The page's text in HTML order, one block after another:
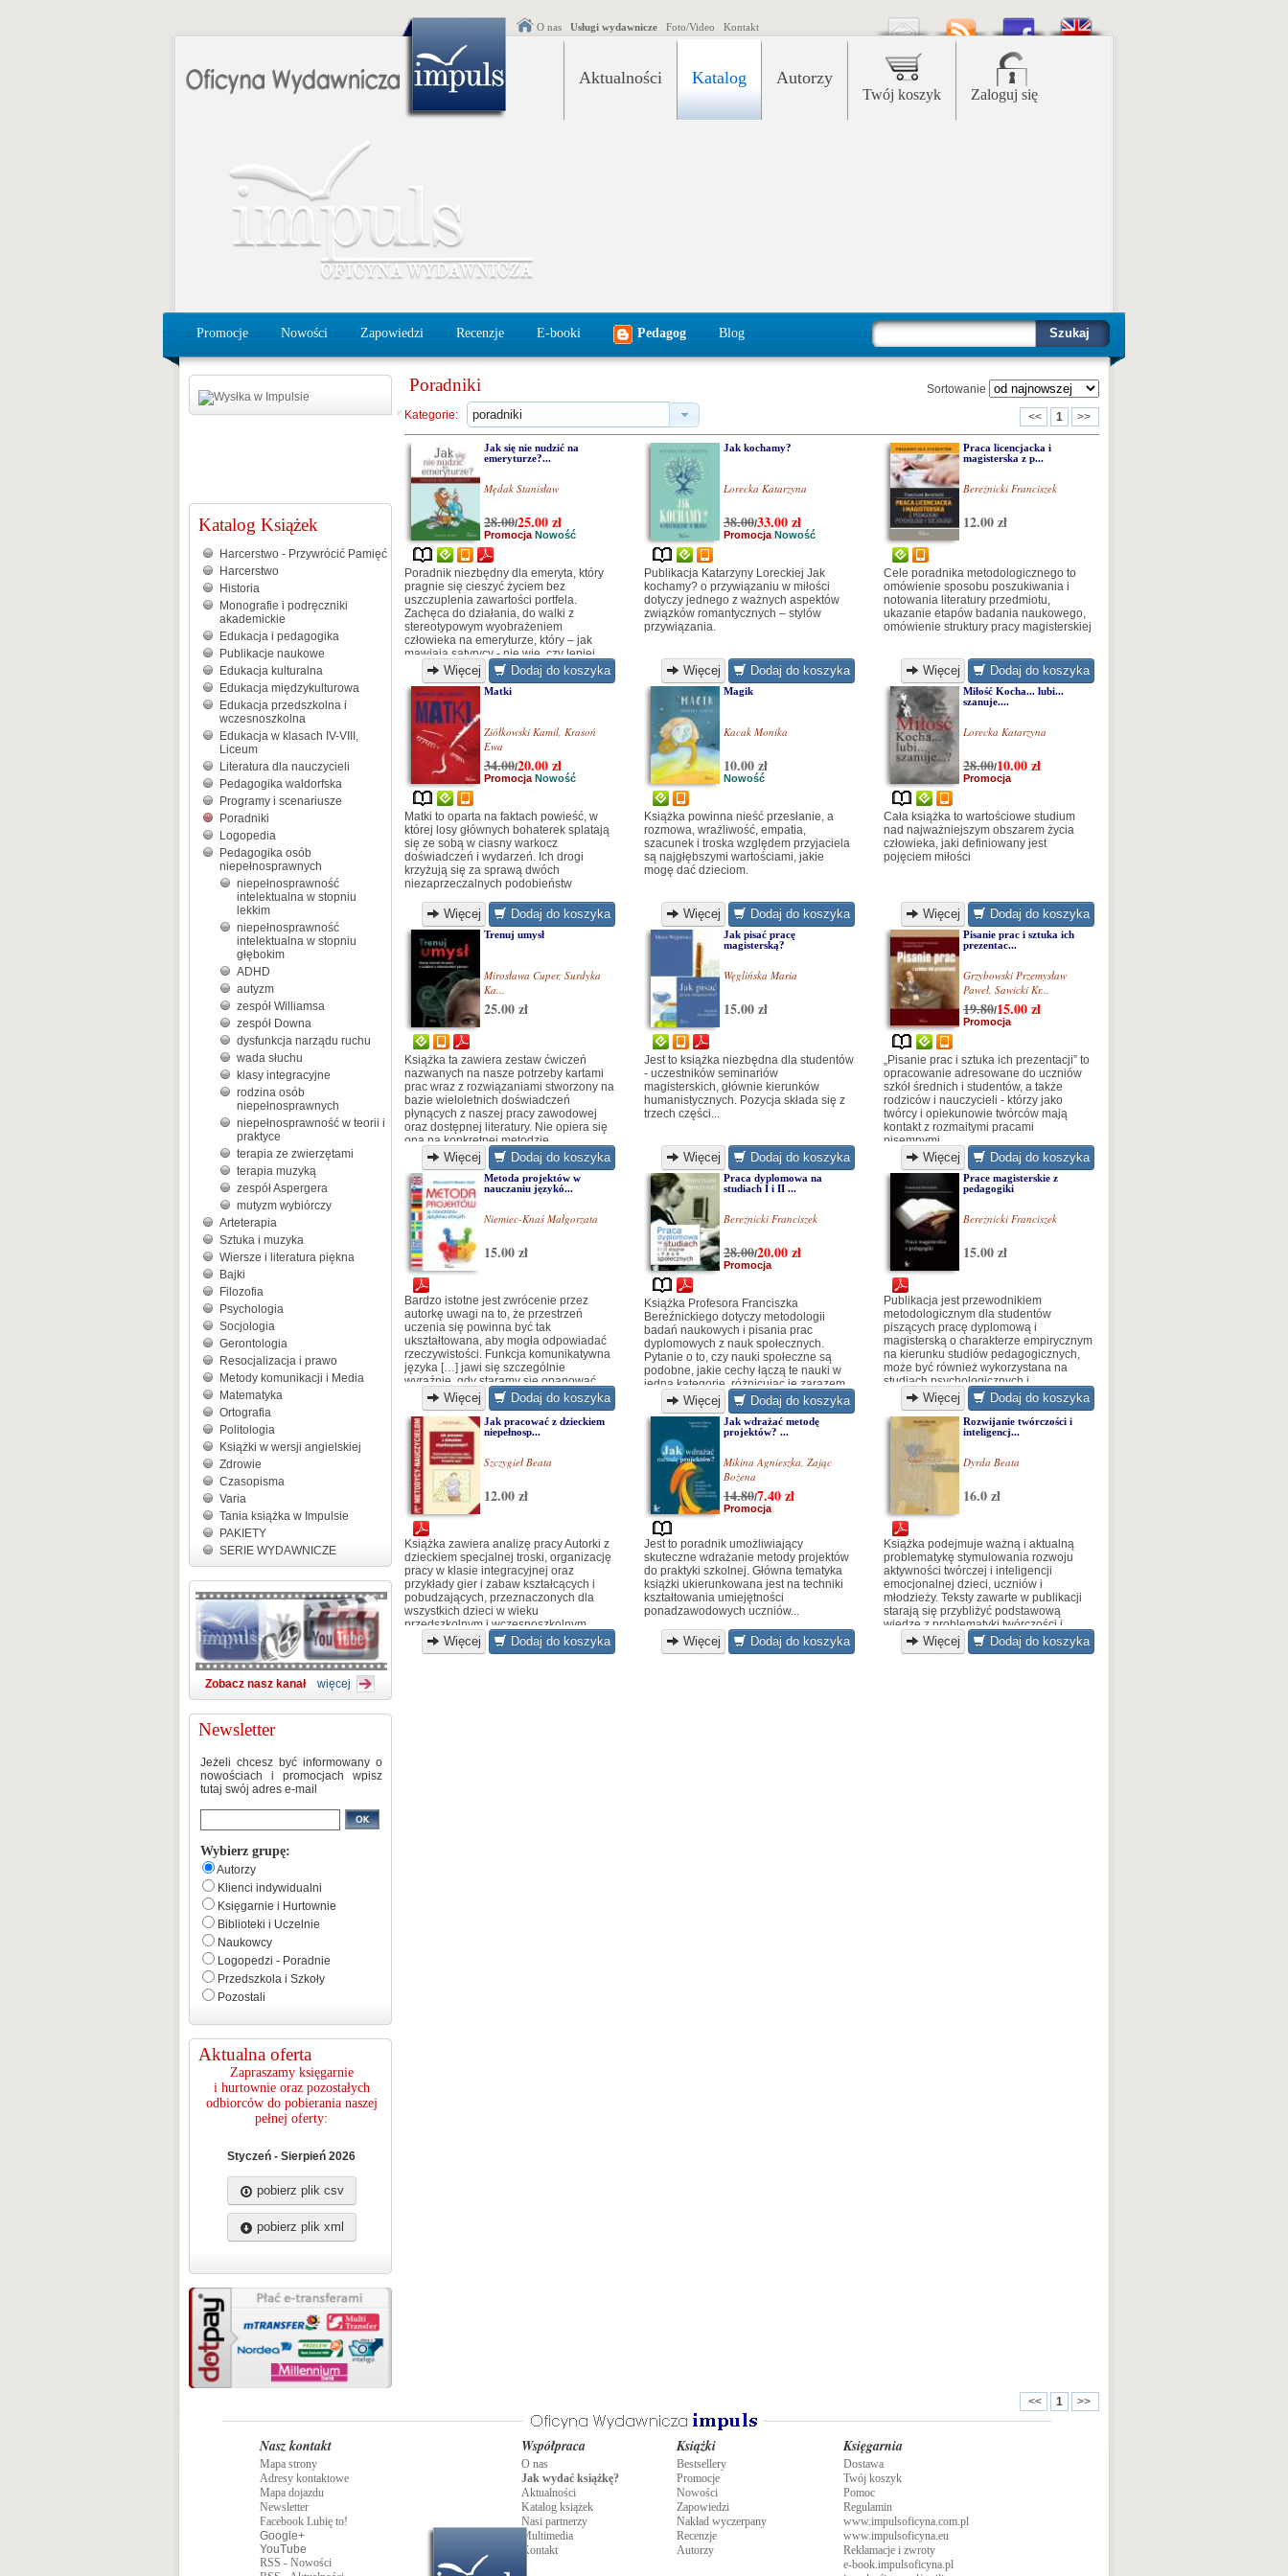
O nas Usługi wydawnicze Foto/Video Kontakt
Aktualności Katalog Autorzy
Twój koszyk Zaloguj się
Szukaj
Promocje Nowości Zapowiedzi Recenzje E-booki Pedagog Blog
Katalog Książek
Harcerstwo - Przywrócić Pamięć
Harcerstwo
Historia
Monografie i podręczniki
akademickie
Edukacja i pedagogika
Publikacje naukowe
Edukacja kulturalna
Edukacja międzykulturowa
Edukacja przedszkolna i
wczesnoszkolna
Edukacja w klasach IV-VIII,
Liceum
Literatura dla nauczycieli
Pedagogika waldorfska
Programy i scenariusze
Poradniki
Logopedia
Pedagogika osób
niepełnosprawnych
niepełnosprawność
intelektualna w stopniu
lekkim
niepełnosprawność
intelektualna w stopniu
głębokim
ADHD
autyzm
zespół Williamsa
zespół Downa
dysfunkcja narządu ruchu
wada słuchu
klasy integracyjne
rodzina osób
niepełnosprawnych
niepełnosprawność w teorii i
praktyce
terapia ze zwierzętami
terapia muzyką
zespół Aspergera
mutyzm wybiórczy
Arteterapia
Sztuka i muzyka
Wiersze i literatura piękna
Bajki
Filozofia
Psychologia
Socjologia
Gerontologia
Resocjalizacja i prawo
Metody komunikacji i Media
Matematyka
Ortografia
Politologia
Książki w wersji angielskiej
Zdrowie
Czasopisma
Varia
Tania książka w Impulsie
PAKIETY
SERIE WYDAWNICZE
Zobacz nasz kanał więcej
Newsletter
Jeżeli chcesz być informowany o
nowościach i promocjach wpisz
tutaj swój adres e-mail
Wybierz grupę:
Autorzy
Klienci indywidualni
Księgarnie i Hurtownie
Biblioteki i Uczelnie
Naukowcy
Logopedzi - Poradnie
Przedszkola i Szkoły
Pozostali
Aktualna oferta
Zapraszamy księgarnie
i hurtownie oraz pozostałych
odbiorców do pobierania naszej
pełnej oferty:
Styczeń - Sierpień 2026
pobierz plik csv
pobierz plik xml
Poradniki
Kategorie:
Sortowanie
<< 1 >>
Jak się nie nudzić na
emeryturze?...
Mędak Stanisław
28.00/25.00zł
Promocja Nowość
Poradnik niezbędny dla emeryta, który
pragnie się cieszyć życiem bez
uszczuplenia zawartości portfela.
Zachęca do działania, do walki z
stereotypowym wyobrażeniem
człowieka na emeryturze, który – jak
mawiają satyrycy - nie wie, czy lepiej
położyć się do łóżka wcześniej, by nie
nudzić się przez cały wieczór, czy też
przed północą, by nie nudzić się od
rana.
Więcej Dodaj do koszyka
Jak kochamy?
Lorecka Katarzyna
38.00/33.00zł
Promocja Nowość
Publikacja Katarzyny Loreckiej Jak
kochamy? o przywiązaniu w miłości
dotyczy jednego z ważnych aspektów
związków romantycznych – stylów
przywiązania.
Więcej Dodaj do koszyka
Praca licencjacka i
magisterska z p...
Bereźnicki Franciszek
12.00 zł
Cele poradnika metodologicznego to
omówienie sposobu poszukiwania i
notowania literatury przedmiotu,
ukazanie etapów badania naukowego,
omówienie struktury pracy magisterskiej
Więcej Dodaj do koszyka
Matki
Ziółkowski Kamil, Krasoń
Ewa
34.00/20.00zł
Promocja Nowość
Matki to oparta na faktach powieść, w
której losy głównych bohaterek splatają
się ze sobą w ciasny warkocz
doświadczeń i wydarzeń. Ich drogi
krzyżują się za sprawą dwóch
niezaprzeczalnych podobieństw
Więcej Dodaj do koszyka
Magik
Kacak Monika
10.00 zł
Nowość
Książka powinna nieść przesłanie, a
rozmowa, wrażliwość, empatia,
szacunek i troska względem przyjaciela
są najgłębszymi wartościami, jakie
mogę dać dzieciom.
Więcej Dodaj do koszyka
Miłość Kocha... lubi...
szanuje....
Lorecka Katarzyna
28.00/10.00zł
Promocja
Cała książka to wartościowe studium
nad najważniejszym obszarem życia
człowieka, jaki definiowany jest
pojęciem miłości
Więcej Dodaj do koszyka
Trenuj umysł
Mirosława Cuper, Surdyka
Ka...
25.00 zł
Książka ta zawiera zestaw ćwiczeń
nazwanych na nasze potrzeby kartami
prac wraz z rozwiązaniami stworzony na
bazie wieloletnich doświadczeń
płynących z naszej pracy zawodowej
oraz dostępnej literatury. Nie opiera się
ona na konkretnej metodzie.
Więcej Dodaj do koszyka
Jak pisać pracę
magisterską?
Węglińska Maria
15.00 zł
Jest to książka niezbędna dla studentów
- uczestników seminariów
magisterskich, głównie kierunków
humanistycznych. Pozycja składa się z
trzech części...
Więcej Dodaj do koszyka
Pisanie prac i sztuka ich
prezentac...
Grzybowski Przemysław
Paweł, Sawicki Kr...
19.80/15.00zł
Promocja
„Pisanie prac i sztuka ich prezentacji” to
opracowanie adresowane do uczniów
szkół średnich i studentów, a także
rodziców i nauczycieli - którzy jako
twórcy i opiekunowie twórców mają
kontakt z rozmaitymi pracami
pisemnymi.
Więcej Dodaj do koszyka
Metoda projektów w
nauczaniu językó...
Niemiec-Knaś Małgorzata
15.00 zł
Bardzo istotne jest zwrócenie przez
autorkę uwagi na to, że przestrzeń
uczenia się powinna być tak
ukształtowana, aby mogła odpowiadać
rzeczywistości. Funkcja komunikatywna
języka […] jawi się szczególnie
wyraźnie, gdy staramy się opanować
jakiś nieznany nam język.
Więcej Dodaj do koszyka
Praca dyplomowa na
studiach I i II ...
Bereźnicki Franciszek
28.00/20.00zł
Promocja
Książka Profesora Franciszka
Bereźnickiego dotyczy metodologii
badań naukowych i pisania prac
dyplomowych z nauk społecznych.
Pytanie o to, czy nauki społeczne są
podobne, jakie cechy łączą te nauki w
jedną kategorię, różnicując je zarazem,
ale jednocześnie istnieje wiele cech
łączących je. Powstaje dalsze pytanie,
co uczynić, by studenci pedagogiki,
socjologii, politologii i innych kierunków
umieli prowadzić badania naukowe, aby
chcieli je dobrze wykonywać i czy mają
w naszych uczelniach warunki
zapewniające wykorzystanie
posiadanych przez nich umiejętności i
chęci?
Więcej Dodaj do koszyka
Prace magisterskie z
pedagogiki
Bereźnicki Franciszek
15.00 zł
Publikacja jest przewodnikiem
metodologicznym dla studentów
piszących pracę dyplomową i
magisterską o charakterze empirycznym
na kierunku studiów pedagogicznych,
może być również wykorzystana na
studiach psychologicznych i
socjologicznych. W związku z nader
rozległą problematyką metodologiczną
badań pedagogicznych w książce ujęto
podstawowe zagadnienia związane z
pracami dyplomowymi...
Więcej Dodaj do koszyka
Jak pracować z dzieckiem
niepełnosp...
Szczygieł Beata
12.00 zł
Książka zawiera analizę pracy Autorki z
dzieckiem specjalnej troski, organizację
pracy w klasie integracyjnej oraz
przykłady gier i zabaw kształcących i
pobudzających, przeznaczonych dla
wszystkich dzieci w wieku
przedszkolnym i wczesnoszkolnym...
Więcej Dodaj do koszyka
Jak wdrażać metodę
projektów? ...
Mikina Agnieszka, Zając
Bożena
14.80/7.40zł
Promocja
Jest to poradnik umożliwiający
skuteczne wdrażanie metody projektów
do praktyki szkolnej. Główna tematyka
książki ukierunkowana jest na techniki
kształtowania umiejętności
ponadzawodowych uczniów...
Więcej Dodaj do koszyka
Rozwijanie twórczości i
inteligencj...
Dyrda Beata
16.0 zł
Książka podejmuje ważną i aktualną
problematykę stymulowania rozwoju
aktywności twórczej i inteligencji
emocjonalnej dzieci, uczniów i
młodzieży. Teksty zawarte w publikacji
starają się przybliżyć podstawową
wiedzę z problematyki twórczości i
inteligencjiWięcej Dodaj do koszyka
<< 1 >>
Nasz kontakt
Mapa strony
Adresy kontaktowe
Mapa dojazdu
Newsletter
Facebook Lubię to!
Google+
YouTube
RSS - Nowości
Współpraca
O nas
Jak wydać książkę?
Aktualności
Katalog książek
Nasi partnerzy
Multimedia
Kontakt
Książki
Bestsellery
Promocje
Nowości
Zapowiedzi
Nakład wyczerpany
Recenzje
Autorzy
Księgarnia
Dostawa
Twój koszyk
Pomoc
Regulamin
www.impulsoficyna.com.pl
www.impulsoficyna.eu
Reklamacje i zwroty
e-book.impulsoficyna.pl